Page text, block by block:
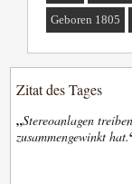
Geboren 1805
Zitat des Tages
„Stereoanlagen
zusammengewinkt hat.